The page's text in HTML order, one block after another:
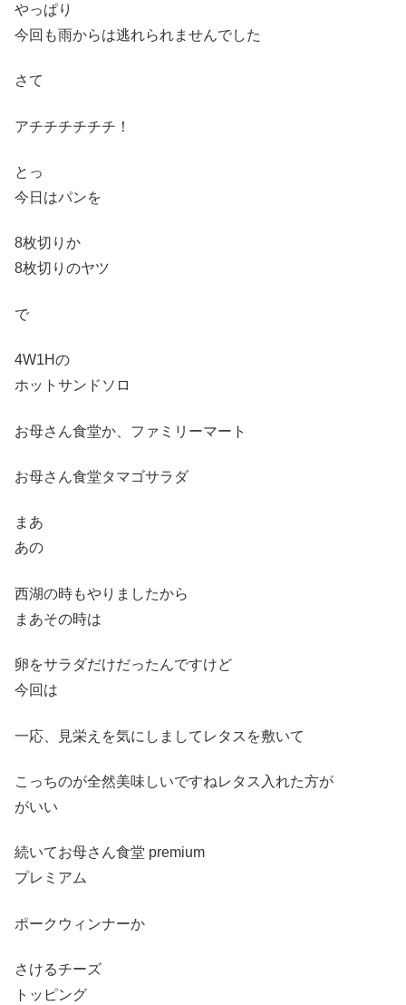
やっぱり
今回も雨からは逃れられませんでした
さて
アチチチチチチ！
とっ
今日はパンを
8枚切りか
8枚切りのヤツ
で
4W1Hの
ホットサンドソロ
お母さん食堂か、ファミリーマート
お母さん食堂タマゴサラダ
まあ
あの
西湖の時もやりましたから
まあその時は
卵をサラダだけだったんですけど
今回は
一応、見栄えを気にしましてレタスを敷いて
こっちのが全然美味しいですねレタス入れた方が
がいい
続いてお母さん食堂 premium
プレミアム
ポークウィンナーか
さけるチーズ
トッピング